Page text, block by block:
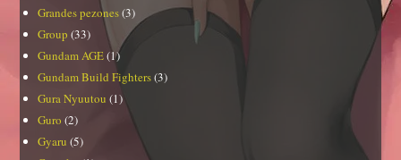
Grandes pezones(3)
Group (33)
Gundam AGE(1)
Gundam Build Fighters(3)
Gura Nyuutou (1)
Guro (2)
Gyaru (5)